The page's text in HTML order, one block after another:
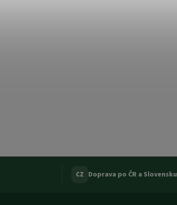
CZ Doprava po ČR a Slovensku